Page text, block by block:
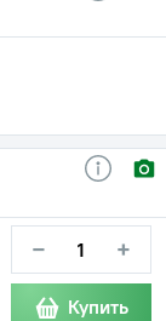
− +
Купить